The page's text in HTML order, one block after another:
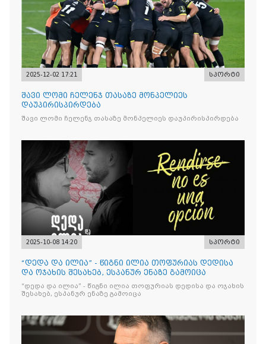
2025-12-02 17:21 სპორტი
შავი ლომი ჩელენჯ თასაზე მონპელიეს
დაუპირისპირდება
შავი ლომი ჩელენჯ თასაზე მონპელიეს დაუპირისპირდება
2025-10-08 14:20 სპორტი
“დედა და ილია” - წიგნი ილია თოფურიას დედისა
და ოჯახის შესახებ, ესპანურ ენაზე გამოიცა
“დედა და ილია” - წიგნი ილია თოფურიას დედისა და ოჯახის
შესახებ, ესპანურ ენაზე გამოიცა